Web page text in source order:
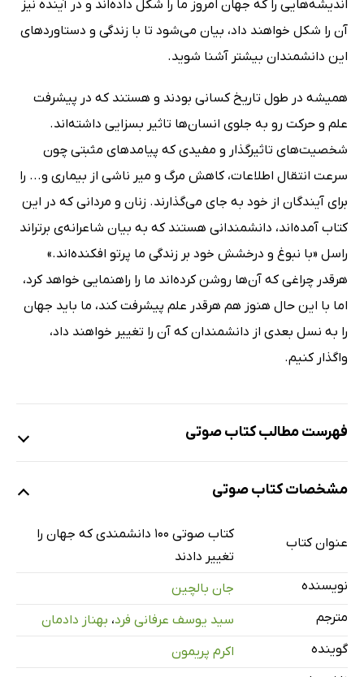
اندیشه‌هایی را که جهان امروز ما را شکل داده‌اند و در آینده نیز
آن را شکل خواهند داد، بیان می‌شود تا با زندگی و دستاوردهای
این دانشمندان بیشتر آشنا شوید.
همیشه در طول تاریخ کسانی بودند و هستند که در پیشرفت
علم و حرکت رو به جلوی انسان‌ها تاثیر بسزایی داشته‌اند.
شخصیت‌های تاثیرگذار و مفیدی که پیامدهای مثبتی چون
سرعت انتقال اطلاعات، کاهش مرگ و میر ناشی از بیماری و... را
برای آیندگان از خود به جای می‌گذارند. زنان و مردانی که در این
کتاب آمده‌اند، دانشمندانی هستند که به بیان شاعرانه‌ی برتراند
راسل «با نبوغ و درخشش خود بر زندگی ما پرتو افکنده‌اند.»
هرقدر چراغی که آن‌ها روشن کرده‌اند ما را راهنمایی خواهد کرد،
اما با این حال هنوز هم هرقدر علم پیشرفت کند، ما باید جهان
را به نسل بعدی از دانشمندان که آن را تغییر خواهند داد،
واگذار کنیم.
فهرست مطالب کتاب صوتی
نمونه 1
نمونه 2
نمونه 3
مشخصات کتاب صوتی
عنوان کتاب
کتاب صوتی 100 دانشمندی که جهان را
تغییر دادند
نویسنده
جان بالچین
مترجم
سید یوسف عرفانی فرد، بهناز دادمان
گوینده
اکرم پریمون